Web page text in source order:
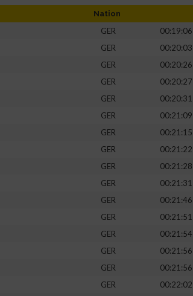
Nation
GER
00:19:06
GER
00:20:03
GER
00:20:26
GER
00:20:27
GER
00:20:31
GER
00:21:09
GER
00:21:15
GER
00:21:22
GER
00:21:28
GER
00:21:31
GER
00:21:46
GER
00:21:51
GER
00:21:54
GER
00:21:56
GER
00:21:56
GER
00:22:02